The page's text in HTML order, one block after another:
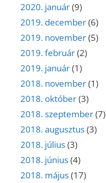
2020. január(9)
2019. december(6)
2019. november(5)
2019. február(2)
2019. január(1)
2018. november(1)
2018. október(3)
2018. szeptember(7)
2018. augusztus(3)
2018. július(3)
2018. június(4)
2018. május(17)